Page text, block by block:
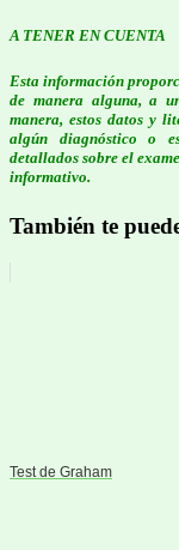
A TENER EN CUENTA
Esta información
de manera alguna, a
manera, estos datos y
algún diagnóstico o
detallados sobre el
informativo.
También te
Test de Graham